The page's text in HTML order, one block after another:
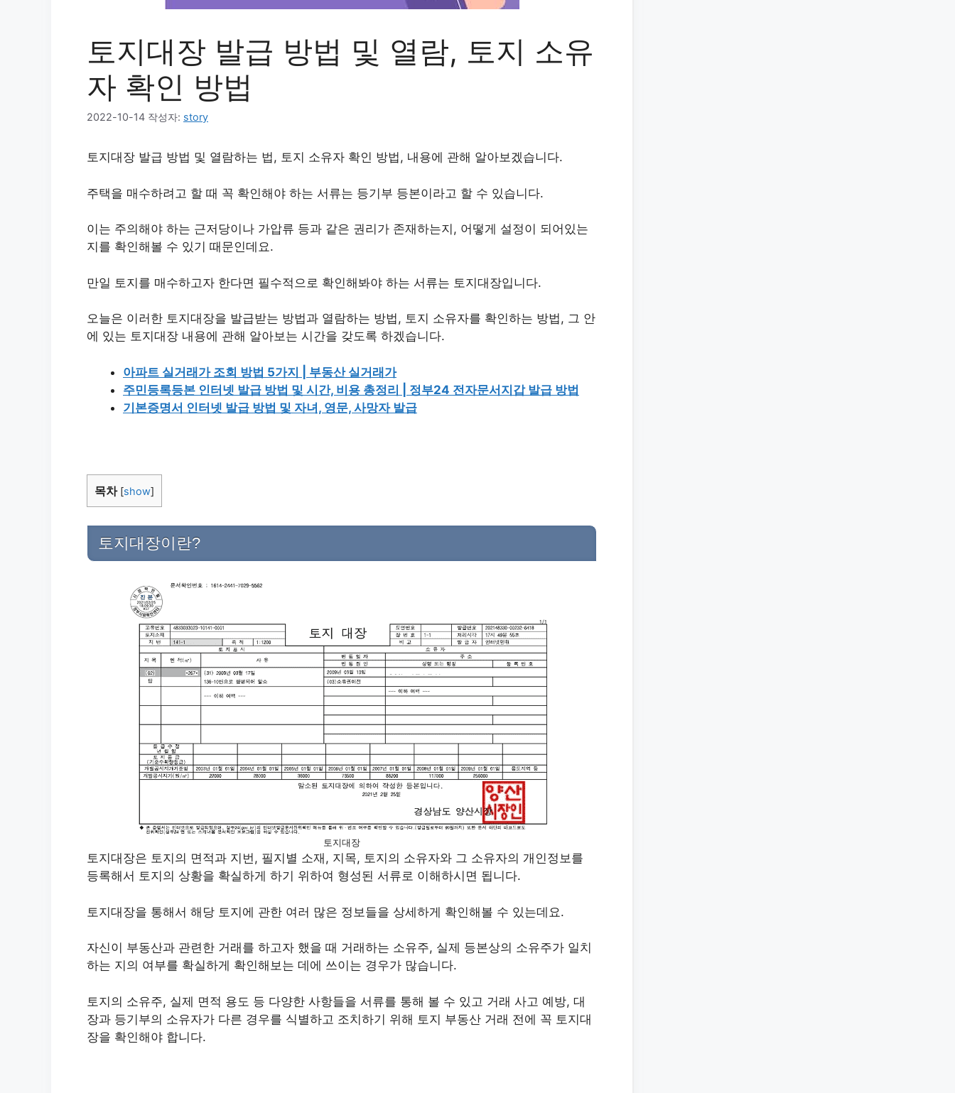
토지대장 발급 방법 및 열람, 토지 소유
자 확인 방법
2022-10-14 작성자: story
토지대장 발급 방법 및 열람하는 법, 토지 소유자 확인 방법, 내용에 관해 알아보겠습니다.
주택을 매수하려고 할 때 꼭 확인해야 하는 서류는 등기부 등본이라고 할 수 있습니다.
이는 주의해야 하는 근저당이나 가압류 등과 같은 권리가 존재하는지, 어떻게 설정이 되어있는
지를 확인해볼 수 있기 때문인데요.
만일 토지를 매수하고자 한다면 필수적으로 확인해봐야 하는 서류는 토지대장입니다.
오늘은 이러한 토지대장을 발급받는 방법과 열람하는 방법, 토지 소유자를 확인하는 방법, 그 안
에 있는 토지대장 내용에 관해 알아보는 시간을 갖도록 하겠습니다.
아파트 실거래가 조회 방법 5가지 | 부동산 실거래가
주민등록등본 인터넷 발급 방법 및 시간, 비용 총정리 | 정부24 전자문서지갑 발급 방법
기본증명서 인터넷 발급 방법 및 자녀, 영문, 사망자 발급
목차 [show]
토지대장이란?
토지대장
토지대장은 토지의 면적과 지번, 필지별 소재, 지목, 토지의 소유자와 그 소유자의 개인정보를
등록해서 토지의 상황을 확실하게 하기 위하여 형성된 서류로 이해하시면 됩니다.
토지대장을 통해서 해당 토지에 관한 여러 많은 정보들을 상세하게 확인해볼 수 있는데요.
자신이 부동산과 관련한 거래를 하고자 했을 때 거래하는 소유주, 실제 등본상의 소유주가 일치
하는 지의 여부를 확실하게 확인해보는 데에 쓰이는 경우가 많습니다.
토지의 소유주, 실제 면적 용도 등 다양한 사항들을 서류를 통해 볼 수 있고 거래 사고 예방, 대
장과 등기부의 소유자가 다른 경우를 식별하고 조치하기 위해 토지 부동산 거래 전에 꼭 토지대
장을 확인해야 합니다.